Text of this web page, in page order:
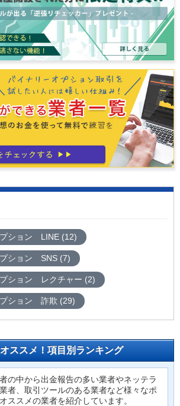
ション LINE (12)
ション SNS (7)
ション レクチャー (2)
ション 詐欺 (29)
ススメ！項目別ランキング
の中から出金報告の多い業者やネッテラ
者、取引ツールのある業者など様々なポ
ススメの業者を紹介しています。